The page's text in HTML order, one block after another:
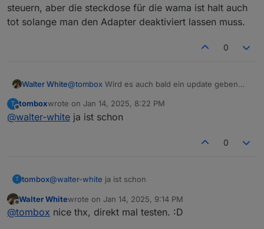
steuern, aber die steckdose für die wama ist halt auch
tot solange man den Adapter deaktiviert lassen muss.
0
Walter White@tombox Wird es auch bald ein update geben
Kameras kann die app zwar auch per geofencing
steuern, aber die steckdose für die wama ist halt
T
Offline
tomboxwrote on Jan 14, 2025, 8:22 PM
last edited by
@walter-white ja ist schon
0
T tombox@walter-white ja ist schon
Offline
Walter Whitewrote on Jan 14, 2025, 9:14 PM
last edited by
@tombox nice thx, direkt mal testen. :D